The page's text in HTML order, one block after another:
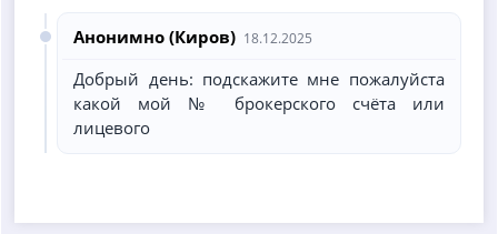
Анонимно (Киров) 18.12.2025
Добрый день: подскажите мне пожалуйста
какой мой № брокерского счёта или
лицевого